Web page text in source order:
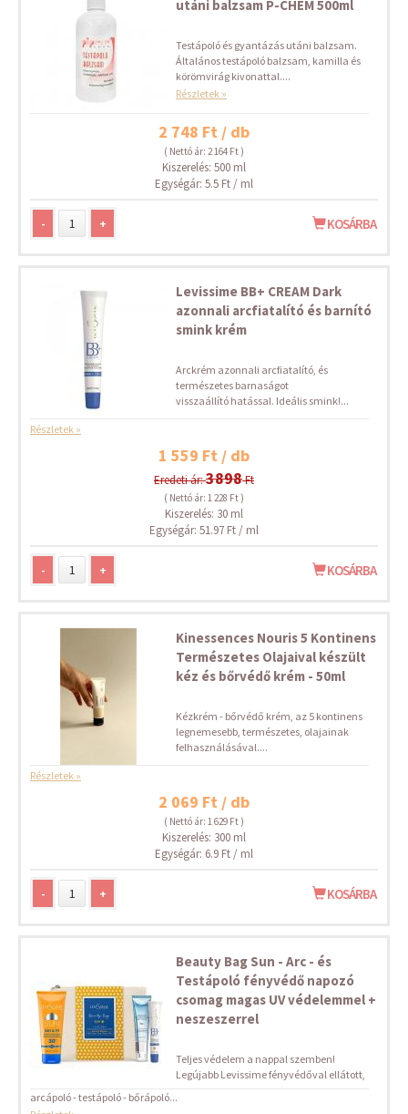
utáni balzsam P-CHEM 500ml
Testápoló és gyantázás utáni balzsam.
Általános testápoló balzsam, kamilla és
körömvirág kivonattal....
Részletek »
2 748 Ft / db
( Nettó ár: 2 164 Ft )
Kiszerelés: 500 ml
Egységár: 5.5 Ft / ml
- + KOSÁRBA
Levissime BB+ CREAM Dark
azonnali arcfiatalító és barnító
smink krém
Arckrém azonnali arcfiatalító, és
természetes barnaságot
visszaállító hatással. Ideális smink!...
Részletek »
1 559 Ft / db
Eredeti ár:3898Ft
( Nettó ár: 1 228 Ft )
Kiszerelés: 30 ml
Egységár: 51.97 Ft / ml
- + KOSÁRBA
Kinessences Nouris 5 Kontinens
Természetes Olajaival készült
kéz és bőrvédő krém - 50ml
Kézkrém - bőrvédő krém, az 5 kontinens
legnemesebb, természetes, olajainak
felhasználásával....
Részletek »
2 069 Ft / db
( Nettó ár: 1 629 Ft )
Kiszerelés: 300 ml
Egységár: 6.9 Ft / ml
- + KOSÁRBA
Beauty Bag Sun - Arc - és
Testápoló fényvédő napozó
csomag magas UV védelemmel +
neszeszerrel
Teljes védelem a nappal szemben!
Legújabb Levissime fényvédőval ellátott,
arcápoló - testápoló - bőrápoló...